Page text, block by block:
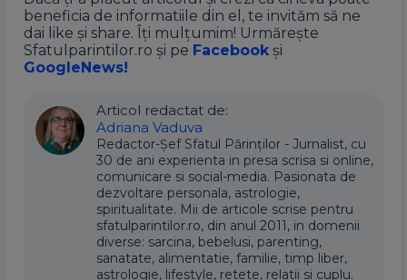
beneficia de informatiile din el, te invităm să ne
dai like și share. Îți mulțumim! Urmărește
Sfatulparintilor.ro și pe Facebook și
GoogleNews!
Articol redactat de:
Adriana Vaduva
Redactor-Șef Sfatul Părinților - Jurnalist, cu
30 de ani experienta in presa scrisa si online,
comunicare si social-media. Pasionata de
dezvoltare personala, astrologie,
spiritualitate. Mii de articole scrise pentru
sfatulparintilor.ro, din anul 2011, in domenii
diverse: sarcina, bebelusi, parenting,
sanatate, alimentatie, familie, timp liber,
astrologie, lifestyle, retete, relatii si cuplu.